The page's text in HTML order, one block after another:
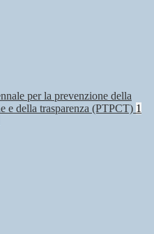
per la prevenzione della
e della trasparenza (PTPCT) 1